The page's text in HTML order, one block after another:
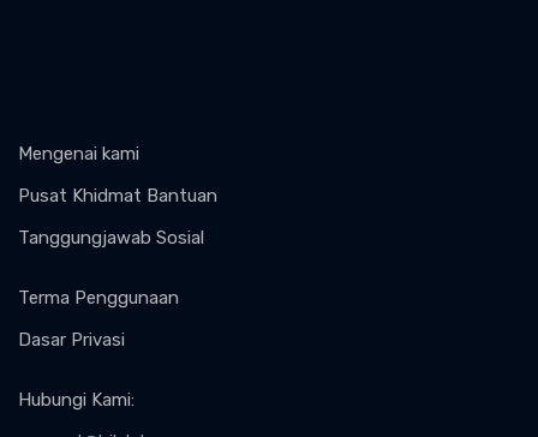
Mengenai kami
Pusat Khidmat Bantuan
Tanggungjawab Sosial
Terma Penggunaan
Dasar Privasi
Hubungi Kami: